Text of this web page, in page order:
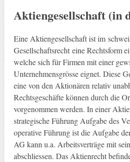
Aktiengesellschaft (in
Eine Aktiengesellschaft ist im
Gesellschaftsrecht eine Rechtsform
welche sich für Firmen mit einer
Unternehmensgrösse eignet. Diese
eine von den Aktionären relativ
Rechtsgeschäfte können durch die
vorgenommen werden. In einer
strategische Führung Aufgabe des
operative Führung ist die Aufgabe
AG kann u.a. Arbeitsverträge mit
abschliessen. Das Aktienrecht